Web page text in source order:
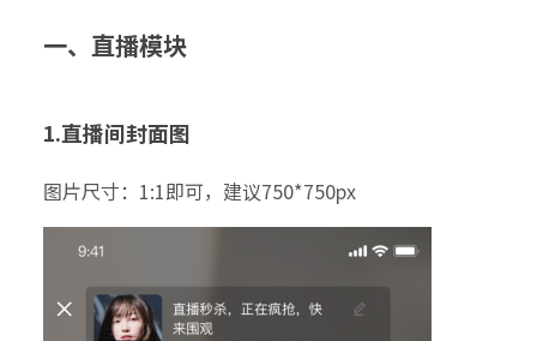
一、 直播模块
1.直播间封面图
图片尺寸：1:1即可，建议750*750px